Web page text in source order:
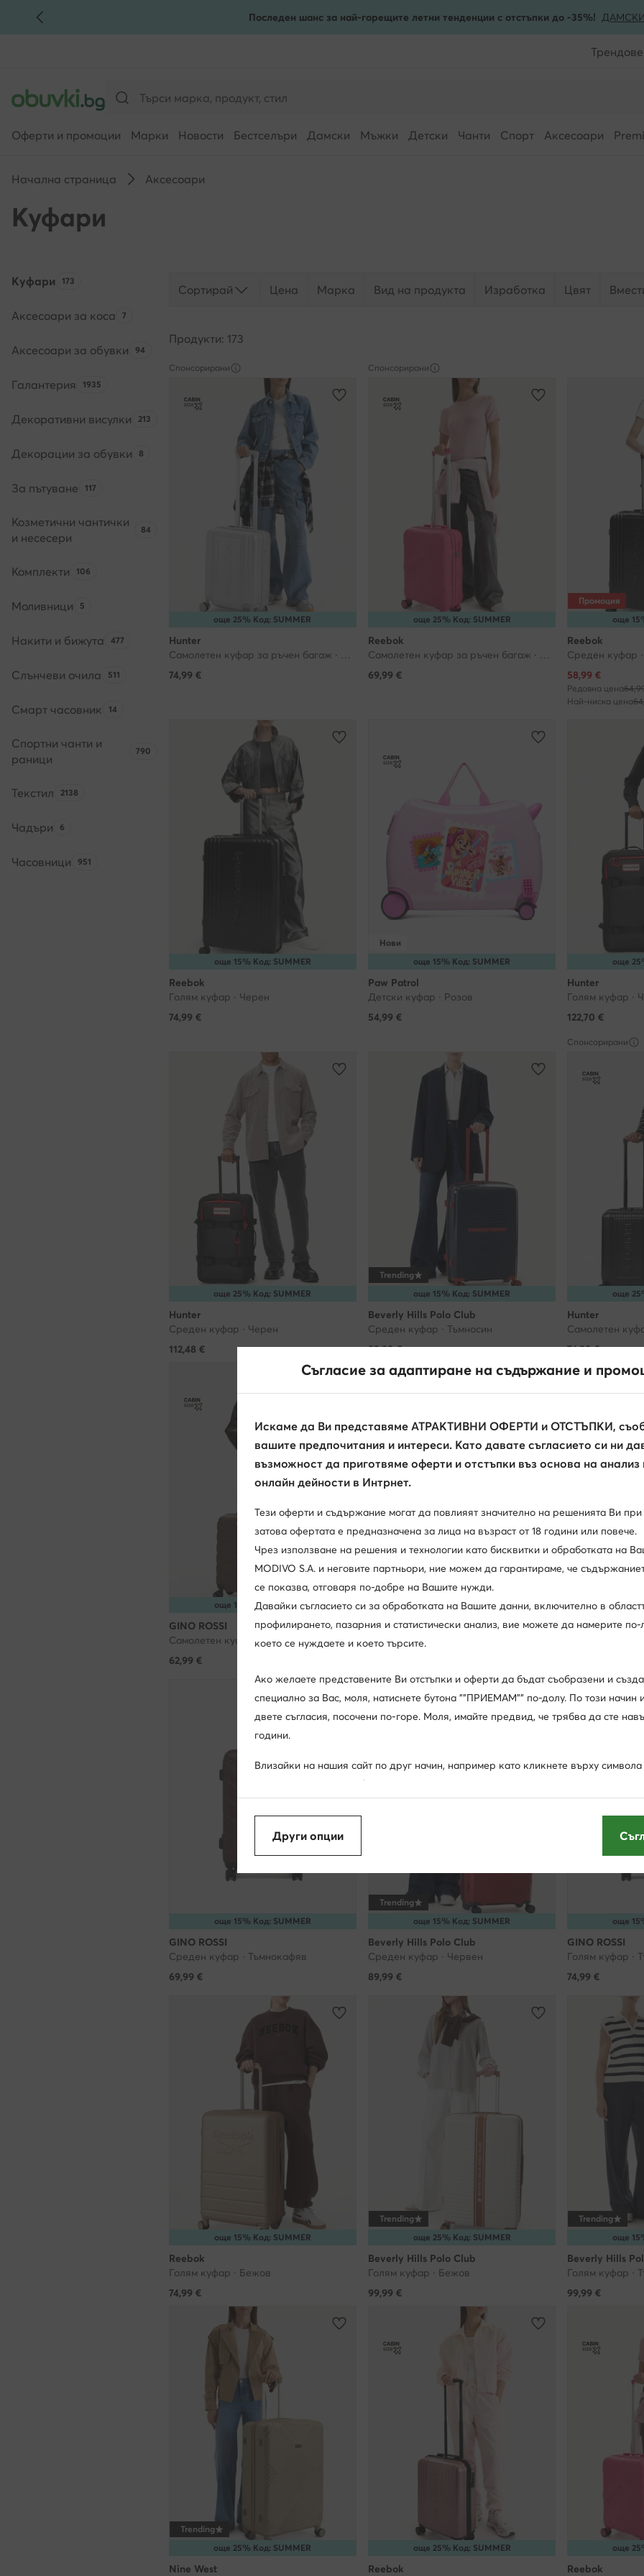
КЪМ ОСНОВНОТО СЪДЪРЖАНИЕ Последен шанс за най-горещите летни тенденции с отстъпки до -35%! ДАМСКИ
Трендове
Оферти и промоции Марки Новости Бестселъри Дамски Мъжки Детски Чанти Спорт Аксесоари
Начална страница Аксесоари
Куфари
Куфари Брой на продуктите:
173
Аксесоари за коса Брой на продуктите:
7
Аксесоари за обувки Брой на продуктите:
94
Галантерия Брой на продуктите:
1935
Декоративни висулки Брой на продуктите:
213
Декорации за обувки Брой на продуктите:
8
За пътуване Брой на продуктите:
117
Козметични чантички
и несесери
Брой на продуктите:
84
Комплекти Брой на продуктите:
106
Моливници Брой на продуктите:
5
Накити и бижута Брой на продуктите:
477
Слънчеви очила Брой на продуктите:
511
Смарт часовник Брой на продуктите:
14
Спортни чанти и
раници
Брой на продуктите:
790
Текстил Брой на продуктите:
2138
Чадъри Брой на продуктите:
6
Часовници Брой на продуктите:
951
Сортирай Цена Марка Вид на продукта Изработка Цвят
Продукти: 173
Спонсорирани
още 25% Код: SUMMER
Hunter
Самолетен куфар за ръчен багаж · Сребрист
74,99 €
Спонсорирани
още 25% Код: SUMMER
Reebok
Самолетен куфар за ръчен багаж · Розов
69,99 €
още
Промоция
Reebok
Среден куфар
Актуална цена
58,99 €
Редовна цена
Най-ниска цена
още 15% Код: SUMMER
Reebok
Голям куфар · Черен
74,99 €
още 15% Код: SUMMER
Нови
Paw Patrol
Детски куфар · Розов
54,99 €
още
Hunter
Голям куфар ·
122,70 €
още 25% Код: SUMMER
Hunter
Среден куфар · Черен
112,48 €
още 15% Код: SUMMER
Trending
Beverly Hills Polo Club
Среден куфар · Тъмносин
89,99€
Спонсорирани
още
Hunter
74,99€
още 15% Код: SUMMER
GINO ROSSI
Самолетен куфар за ръчен багаж · Тъмнокафяв
62,99 €
още 15% Код: SUMMER
Нови
Paw Patrol
Детски куфар · Светлосин
още
GINO ROSSI
още 15% Код: SUMMER
GINO ROSSI
Среден куфар · Тъмнокафяв
69,99 €
още 15% Код: SUMMER
Trending
Beverly Hills Polo Club
Среден куфар · Червен
89,99 €
още
GINO ROSSI
Голям куфар ·
74,99 €
още 15% Код: SUMMER
Reebok
Голям куфар · Бежов
74,99 €
още 25% Код: SUMMER
Trending
Beverly Hills Polo Club
Голям куфар · Бежов
99,99 €
още
Trending
Beverly Hills
Голям куфар ·
99,99 €
още 25% Код: SUMMER
Trending
Nine West
още 25% Код: SUMMER
Reebok
още
Reebok
Съгласие за адаптиране на съдържание и
Искаме да Ви представяме АТРАКТИВНИ ОФЕРТИ и ОТСТЪПКИ,
вашите предпочитания и интереси. Като давате съгласието си ни
възможност да приготвяме оферти и отстъпки въз основа на
онлайн дейности в Интрнет.
Тези оферти и съдържание могат да повлияят значително на решенията Ви
затова офертата е предназначена за лица на възраст от 18 години или повече.
Чрез използване на решения и технологии като бисквитки и обработката на
MODIVO S.A. и неговите партньори, ние можем да гарантираме, че
се показва, отговаря по-добре на Вашите нужди.
Давайки съгласието си за обработката на Вашите данни, включително в
профилирането, пазарния и статистически анализ, вие можете да намерите по-
което се нуждаете и което търсите.
Ако желаете представените Ви отстъпки и оферти да бъдат съобразени и
специално за Вас, моля, натиснете бутона ""ПРИЕМАМ"" по-долу. По този начин
двете съгласия, посочени по-горе. Моля, имайте предвид, че трябва да сте
години.
Влизайки на нашия сайт по друг начин, например като кликнете върху
десен ъгъл на това табло, ще позволите на нас и на нашите партньори да
технологията ""бисквитки"" и да обработваме събраните по този начин данни
качеството на представената ви информация (чието съдържание обаче няма
съществено на избора Ви като потребител), освен ако настройките на Вашия
попречат да направим това.
Повече информация по-долу и в раздел ""Други опции"" (включително
управлявате съгласията си). Разбира се, можете също така да управлявате
раздела Политика за поверителност. Моля, имайте предвид, че даването на
доброволно. Ние се грижим за поверителността на личните Ви данни и Вашите
могат да бъдат оттеглени по всяко време, но това няма да повлияе на
на обработката, която сме извършили преди оттеглянето. Научете повече на
https://eobuvki.bg/b/politika-za-poveritelnost. На този адрес можете да се
списъка на нашите партньори.
Какви данни обработваме?
www.modivo.bg използва технологии, които съхраняват и имат достъп до
Вашия компютър или друго свързано с интернет устройство (по-специално чрез
използването на бисквитки) за Вашите онлайн дейности, за да Ви предоставя
персонализирани реклами, да оценява определена информация за Вас,
автоматизирана обработка на лични данни, т.е. профилиране (анализираме
за да можем да се адаптираме по-добре към определени, общи групи от
без обаче да влияем значително на техните решения - освен ако не ни дадете
съгласие за това), пазарни и статистически анализи и да подобряваме
си сътрудничим, които също могат да инсталират такива файлове на Вашето
използваме тази технология за целите на предоставяне на електронни услуги
дайте ни изричното си съгласие за това, например като влезете на нашия
разрешите това в настройките на Вашия браузър.
Кога можете да оттеглите съгласието си за използване на файловете
Съгласието може да бъде оттеглено по всяко време - това обаче няма да
законосъобразността на обработката, която сме извършили преди оттеглянето.
Какво ако се откажете от файловете ""бисквитки""?
Отказът от ""бисквитките"", които ни позволяват да показваме реклами,
или други сайтове - в този случай все още ще получавате същия брой реклами,
са съобразени с Вашите настоящи нужди и предпочитания.
Как ще работи нашият сайт без съгласието за ползване на ""бисквитки""?
Други опции